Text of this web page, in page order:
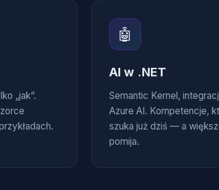
„jak”.
🤖
AI w .NET
Semantic Kernel,
Azure AI. Kompetencje,
szuka już dziś — a
pomija.